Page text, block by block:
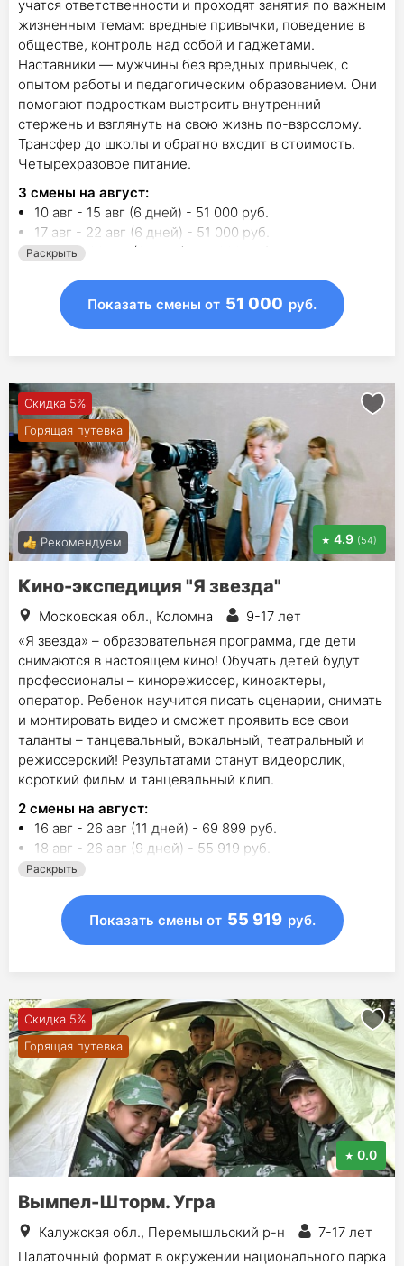
учатся ответственности и проходят занятия по важным
жизненным темам: вредные привычки, поведение в
обществе, контроль над собой и гаджетами.
Наставники — мужчины без вредных привычек, с
опытом работы и педагогическим образованием. Они
помогают подросткам выстроить внутренний
стержень и взглянуть на свою жизнь по-взрослому.
Трансфер до школы и обратно входит в стоимость.
Четырехразовое питание.
3 смены на август:
10 авг - 15 авг (6 дней) - 51 000 руб.
17 авг - 22 авг (6 дней) - 51 000 руб.
24 авг - 29 авг (6 дней) - 51 000 руб.
Раскрыть
Показать смены от 51 000 руб.
Скидка 5%
Горящая путевка
Рекомендуем 4.9 (54)
Кино-экспедиция "Я звезда"
Московская обл., Коломна
9-17 лет
«Я звезда» – образовательная программа, где дети
снимаются в настоящем кино! Обучать детей будут
профессионалы – кинорежиссер, киноактеры,
оператор. Ребенок научится писать сценарии, снимать
и монтировать видео и сможет проявить все свои
таланты – танцевальный, вокальный, театральный и
режиссерский! Результатами станут видеоролик,
короткий фильм и танцевальный клип.
2 смены на август:
16 авг - 26 авг (11 дней) - 69 899 руб.
18 авг - 26 авг (9 дней) - 55 919 руб.
Раскрыть
Показать смены от 55 919 руб.
Скидка 5%
Горящая путевка
0.0
Вымпел-Шторм. Угра
Калужская обл., Перемышльский р-н
7-17 лет
Палаточный формат в окружении национального парка